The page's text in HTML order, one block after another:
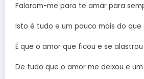
Falaram-me para te amar para
Isto é tudo e um pouco mais do que
É que o amor que ficou e se
De tudo que o amor me deixou e